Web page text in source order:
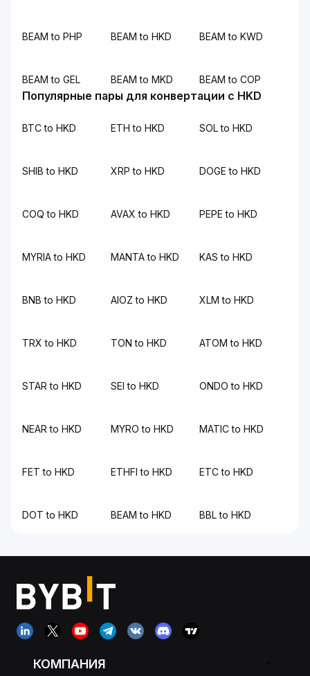
BEAM to PHP BEAM to HKD BEAM to KWD
BEAM to GEL BEAM to MKD BEAM to COP
Популярные пары для конвертации с HKD
BTC to HKD ETH to HKD SOL to HKD
SHIB to HKD XRP to HKD DOGE to HKD
COQ to HKD AVAX to HKD PEPE to HKD
MYRIA to HKD MANTA to HKD KAS to HKD
BNB to HKD AIOZ to HKD XLM to HKD
TRX to HKD TON to HKD ATOM to HKD
STAR to HKD SEI to HKD ONDO to HKD
NEAR to HKD MYRO to HKD MATIC to HKD
FET to HKD ETHFI to HKD ETC to HKD
DOT to HKD BEAM to HKD BBL to HKD
КОМПАНИЯ